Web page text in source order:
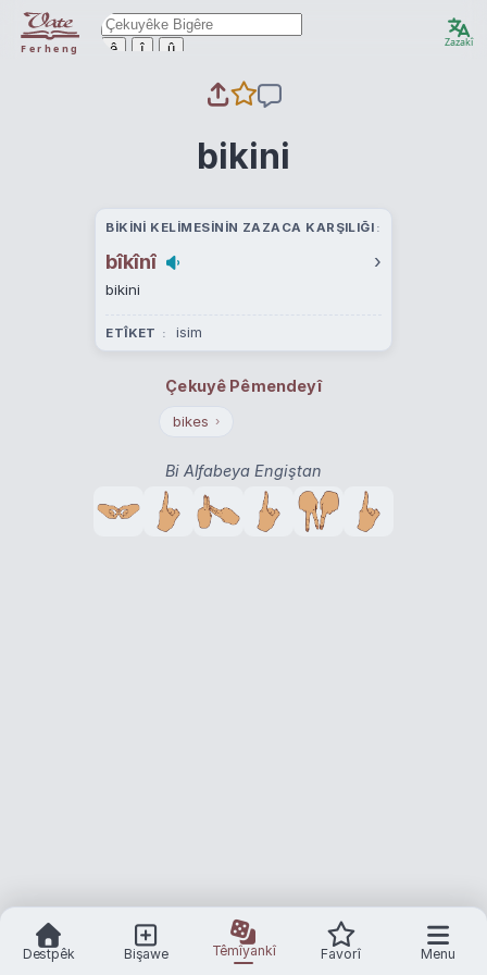
Ferheng ê î û Zazakî
bikini
BIKINI KELIMESININ ZAZACA KARŞILIĞI
bîkînî ›
bikini
ETÎKET isim
Çekuyê Pêmendeyî
bikes ›
Bi Alfabeya Engiştan
Destpêk Bişawe Têmîyankî Favorî Menu